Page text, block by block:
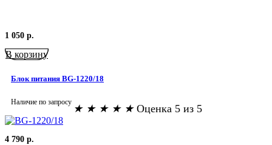
1 050 р.
В корзину
Блок питания BG-1220/18
Наличие по запросу
★ ★ ★ ★ ★ Оценка 5 из 5
4 790 р.